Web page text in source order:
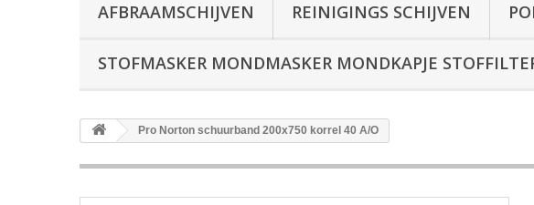
AFBRAAMSCHIJVEN REINIGINGS SCHIJVEN
STOFMASKER MONDMASKER MONDKAPJE
Pro Norton schuurband 200x750 korrel 40 A/O